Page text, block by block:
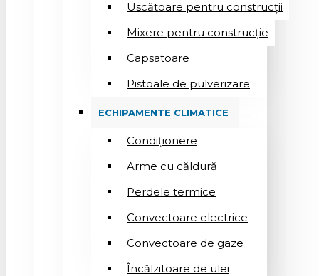
Uscătoare pentru construcții
Mixere pentru construcție
Capsatoare
Pistoale de pulverizare
ECHIPAMENTE CLIMATICE
Condiționere
Arme cu căldură
Perdele termice
Convectoare electrice
Convectoare de gaze
Încălzitoare de ulei